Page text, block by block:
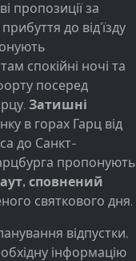
пропозиції за
до від'їзду
спокійні ночі та
посеред
Затишні
в горах Гарц від
до Санкт-
пропонують
сповнений
святкового дня.
відпустки,
інформацію